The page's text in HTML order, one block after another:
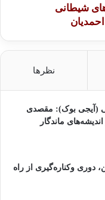
شیطانی
نظرها
(آیجی بوک): مقصدی
ماندگار
دوری وکناره‌گیری از راه